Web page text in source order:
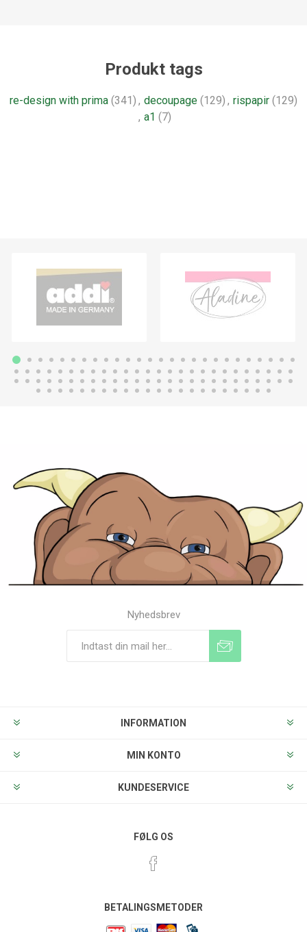
Produkt tags
re-design with prima (341) , decoupage (129) , rispapir (129)
, a1 (7)
Nyhedsbrev
INFORMATION
MIN KONTO
KUNDESERVICE
FØLG OS
BETALINGSMETODER